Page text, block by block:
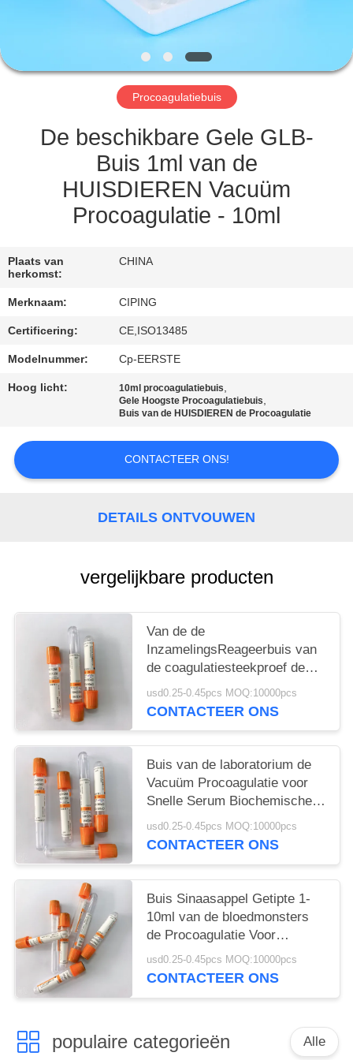
VERZOEK
EEN
SITEMAP
PRIVACY
POLICY
Procoagulatiebuis
De beschikbare Gele GLB-
Buis 1ml van de
HUISDIEREN Vacuüm
Procoagulatie - 10ml
Plaats van
herkomst:
CHINA
Merknaam: CIPING
Certificering: CE,ISO13485
Modelnummer: Cp-EERSTE
Hoog licht: 10ml procoagulatiebuis,
Gele Hoogste Procoagulatiebuis,
Buis van de HUISDIEREN de Procoagulatie
CONTACTEER ONS!
DETAILS ONTVOUWEN
vergelijkbare producten
Van de de
InzamelingsReageerbuis van
de coagulatiesteekproef de
Klonteractivator Oranje Buis
usd0.25-0.45pcs MOQ:10000pcs
CONTACTEER ONS
Buis van de laboratorium de
Vacuüm Procoagulatie voor
Snelle Serum Biochemische
Test
usd0.25-0.45pcs MOQ:10000pcs
CONTACTEER ONS
Buis Sinaasappel Getipte 1-
10ml van de bloedmonsters
de Procoagulatie Voor
éénmalig gebruik
usd0.25-0.45pcs MOQ:10000pcs
CONTACTEER ONS
populaire categorieën Alle